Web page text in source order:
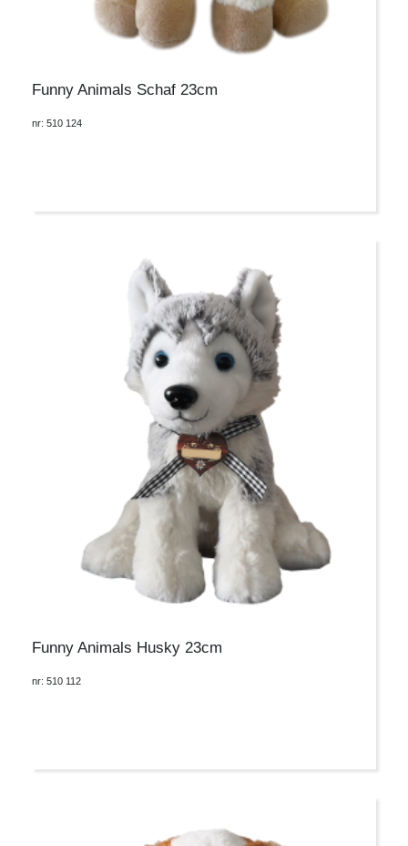
Funny Animals Schaf 23cm
nr: 510 124
Funny Animals Husky 23cm
nr: 510 112